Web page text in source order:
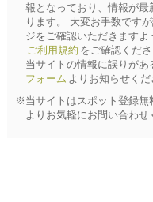
報となっており、情報が
ります。 大変お手数です
ジをご確認いただきます
ご利用規約 をご確認くださ
当サイトの情報に誤りが
フォーム よりお知らせくだ
※当サイトはスポット登録無
よりお気軽にお問い合わせ